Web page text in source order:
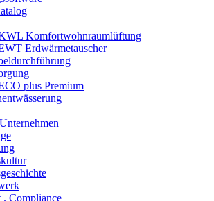
Komfortwohnraumlüftung
Erdwärmetauscher
plus Premium
Unternehmen
Compliance